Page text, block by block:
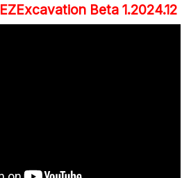
EZExcavation Beta 1.2024.12